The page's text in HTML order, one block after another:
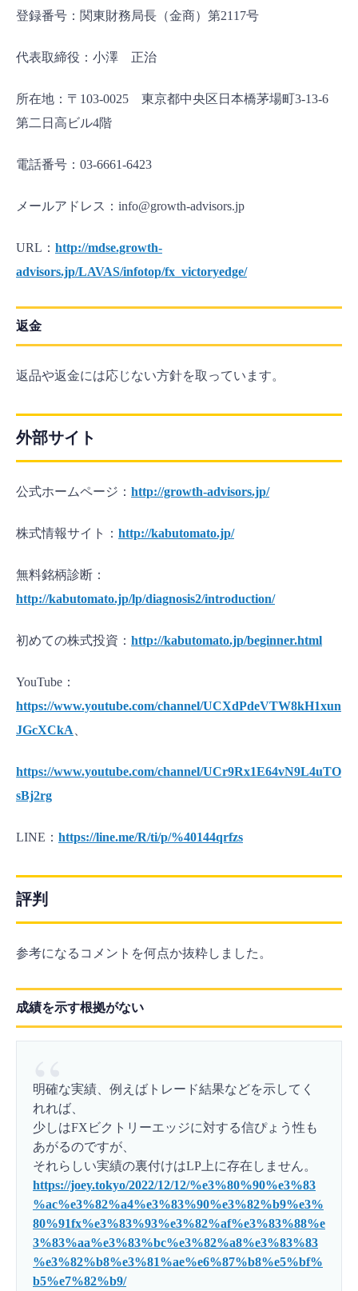
登録番号：関東財務局長（金商）第2117号
代表取締役：小澤 正治
所在地：〒103-0025 東京都中央区日本橋茅場町3-13-6
第二日高ビル4階
電話番号：03-6661-6423
メールアドレス：info@growth-advisors.jp
URL： http://mdse.growth-
advisors.jp/LAVAS/infotop/fx_victoryedge/
返金
返品や返金には応じない方針を取っています。
外部サイト
公式ホームページ： http://growth-advisors.jp/
株式情報サイト： http://kabutomato.jp/
無料銘柄診断：
http://kabutomato.jp/lp/diagnosis2/introduction/
初めての株式投資： http://kabutomato.jp/beginner.html
YouTube：
https://www.youtube.com/channel/UCXdPdeVTW8kH1xun
JGcXCkA
https://www.youtube.com/channel/UCr9Rx1E64vN9L4uTO
sBj2rg
LINE： https://line.me/R/ti/p/%40144qrfzs
評判
参考になるコメントを何点か抜粋しました。
成績を示す根拠がない
明確な実績、例えばトレード結果などを示してく
れれば、
少しはFXビクトリーエッジに対する信ぴょう性も
あがるのですが、
それらしい実績の裏付けはLP上に存在しません。
https://joey.tokyo/2022/12/12/%e3%80%90%e3%83
%ac%e3%82%a4%e3%83%90%e3%82%b9%e3%
80%91fx%e3%83%93%e3%82%af%e3%83%88%e
3%83%aa%e3%83%bc%e3%82%a8%e3%83%83
%e3%82%b8%e3%81%ae%e6%87%b8%e5%bf%
b5%e7%82%b9/